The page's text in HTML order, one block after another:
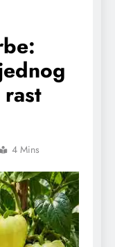
4 Mins